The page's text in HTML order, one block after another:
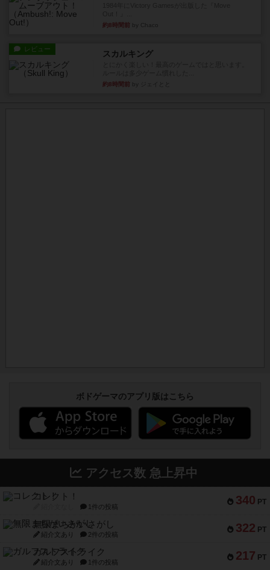
約8時間前 by Chaco
レビュー スカルキング
約8時間前 by ジェイとと
ボドゲーマのアプリ版はこちら
アクセス数 急上昇中
340 PT
コレクト！
1件の投稿
322 PT
無限まちがいさがし
紹介文あり 2件の投稿
217 PT
ガルフストライク
紹介文あり 1件の投稿